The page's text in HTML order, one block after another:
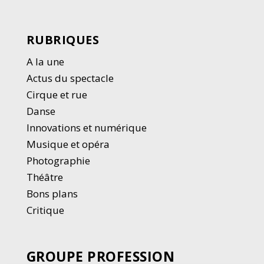
RUBRIQUES
A la une
Actus du spectacle
Cirque et rue
Danse
Innovations et numérique
Musique et opéra
Photographie
Théâtre
Bons plans
Critique
GROUPE PROFESSION